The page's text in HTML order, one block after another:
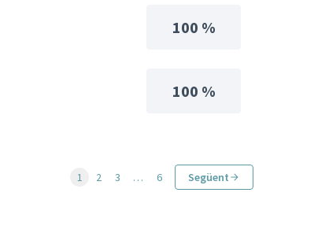
100 %
100 %
1 2 3 … 6 Següent